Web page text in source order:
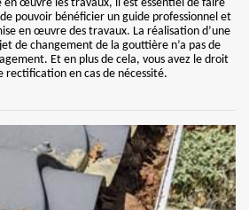
œuvre les travaux, il est essentiel de faire
pouvoir bénéficier un guide professionnel et
en œuvre des travaux. La réalisation d’une
de changement de la gouttière n’a pas de
Et en plus de cela, vous avez le droit
rectification en cas de nécessité.